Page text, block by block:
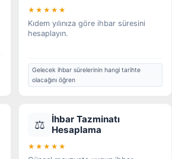
★★★★★
Kıdem yılınıza göre ihbar süresini
hesaplayın.
Gelecek ihbar sürelerinin hangi tarihte
olacağını öğren
⚖️
İhbar Tazminatı
Hesaplama
★★★★★